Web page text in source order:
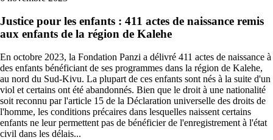
Justice pour les enfants : 411 actes de naissance remis
aux enfants de la région de Kalehe
En octobre 2023, la Fondation Panzi a délivré 411 actes de naissance à
des enfants bénéficiant de ses programmes dans la région de Kalehe,
au nord du Sud-Kivu. La plupart de ces enfants sont nés à la suite d'un
viol et certains ont été abandonnés. Bien que le droit à une nationalité
soit reconnu par l'article 15 de la Déclaration universelle des droits de
l'homme, les conditions précaires dans lesquelles naissent certains
enfants ne leur permettent pas de bénéficier de l'enregistrement à l'état
civil dans les délais...